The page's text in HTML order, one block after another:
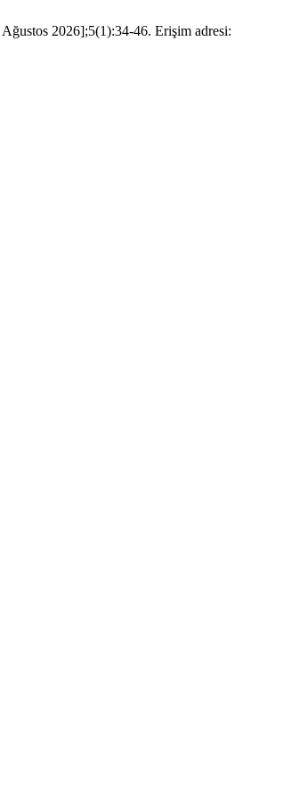
2026];5(1):34-46. Erişim adresi: